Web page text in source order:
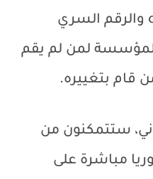
والرقم السري
لمن لم يقم
قام بتغييره.
ستتمكنون من
مباشرة على